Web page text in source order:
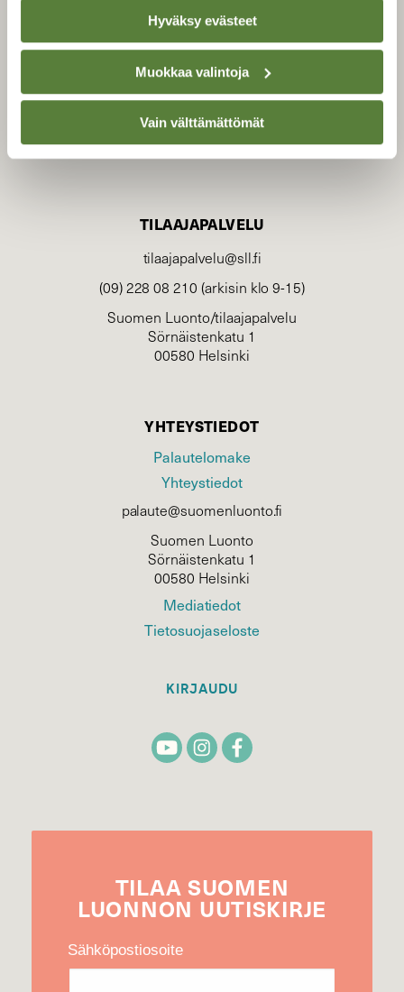
Hyväksy evästeet
Muokkaa valintoja
Vain välttämättömät
TILAAJAPALVELU
tilaajapalvelu@sll.fi
(09) 228 08 210 (arkisin klo 9-15)
Suomen Luonto/tilaajapalvelu
Sörnäistenkatu 1
00580 Helsinki
YHTEYSTIEDOT
Palautelomake
Yhteystiedot
palaute@suomenluonto.fi
Suomen Luonto
Sörnäistenkatu 1
00580 Helsinki
Mediatiedot
Tietosuojaseloste
KIRJAUDU
TILAA SUOMEN
LUONNON UUTIS­KIRJE
Sähköpostiosoite